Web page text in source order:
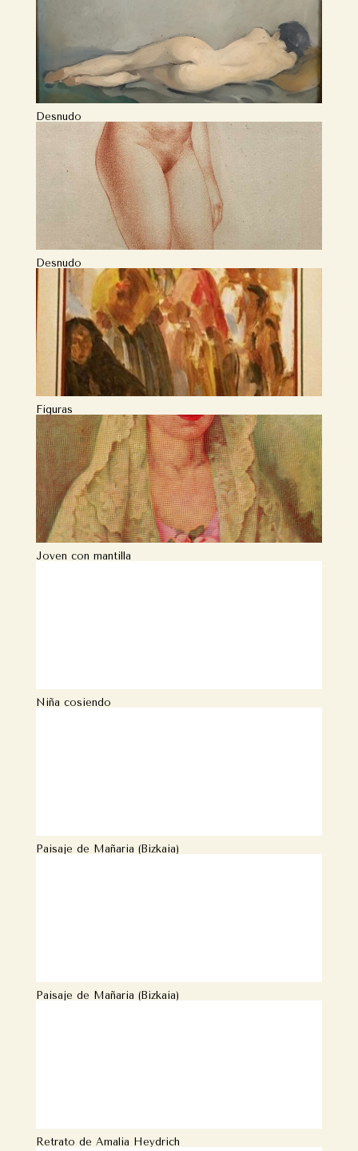
Desnudo
Desnudo
Figuras
Joven con mantilla
Niña cosiendo
Paisaje de Mañaria (Bizkaia)
Paisaje de Mañaria (Bizkaia)
Retrato de Amalia Heydrich